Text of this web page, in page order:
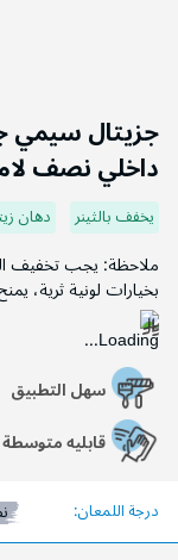
جزيتال
داخلي نصف
يخفف بالثينر دهان
ملاحظة: يجب تخفيف
بخيارات لونية ثرية،
سهل التطبيق
قابليه
درجة اللمعان:
إلى
بداية
معرض
الصور